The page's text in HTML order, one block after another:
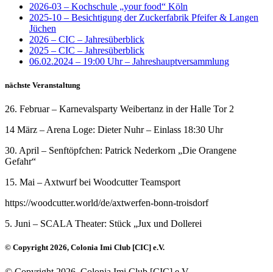
2026-03 – Kochschule „your food“ Köln
2025-10 – Besichtigung der Zuckerfabrik Pfeifer & Langen
Jüchen
2026 – CIC – Jahresüberblick
2025 – CIC – Jahresüberblick
06.02.2024 – 19:00 Uhr – Jahreshauptversammlung
nächste Veranstaltung
26. Februar – Karnevalsparty Weibertanz in der Halle Tor 2
14 März – Arena Loge: Dieter Nuhr – Einlass 18:30 Uhr
30. April – Senftöpfchen: Patrick Nederkorn „Die Orangene
Gefahr“
15. Mai – Axtwurf bei Woodcutter Teamsport
https://woodcutter.world/de/axtwerfen-bonn-troisdorf
5. Juni – SCALA Theater: Stück „Jux und Dollerei
© Copyright 2026, Colonia Imi Club [CIC] e.V.